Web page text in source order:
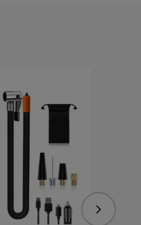
Folgend